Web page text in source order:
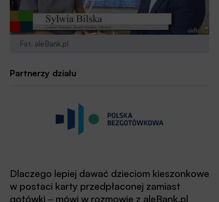
Fot. aleBank.pl
Partnerzy działu
Dlaczego lepiej dawać dzieciom kieszonkowe
w postaci karty przedpłaconej zamiast
gotówki ‒ mówi w rozmowie z aleBank.pl